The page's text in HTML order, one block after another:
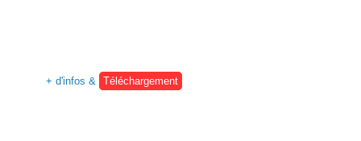
+ d'infos &
Téléchargement